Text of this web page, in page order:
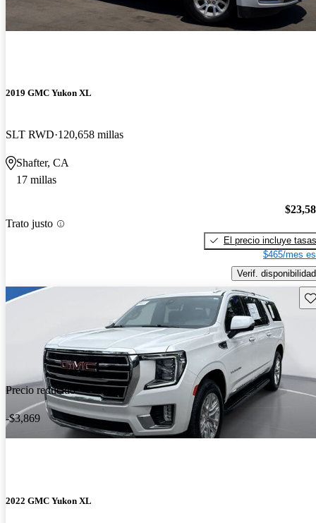
2019 GMC Yukon XL
SLT RWD 120,658 millas
Shafter, CA
17 millas
Trato justo
El precio incluye tasas
$465/mes
Verif. disponibilidad
Precio reducido
-$3,869
2022 GMC Yukon XL